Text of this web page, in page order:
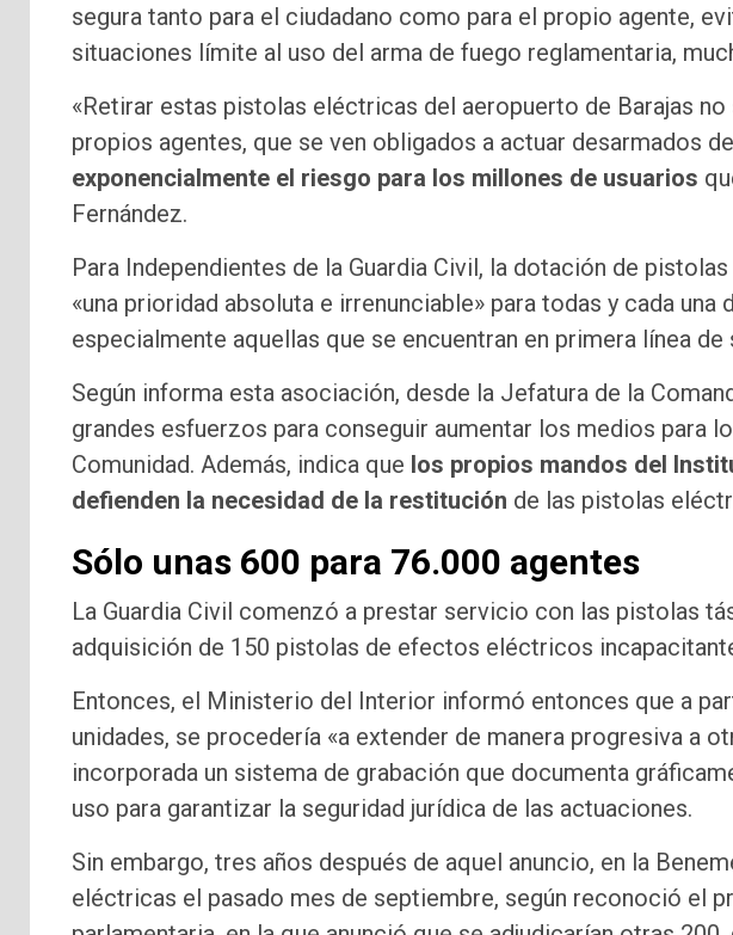
segura tanto para el ciudadano como para el propio agente,
situaciones límite al uso del arma de fuego reglamentaria,
«Retirar estas pistolas eléctricas del aeropuerto de Barajas
propios agentes, que se ven obligados a actuar desarmados
exponencialmente el riesgo para los millones de usuarios
Fernández.
​Para Independientes de la Guardia Civil, la dotación de
«una prioridad absoluta e irrenunciable» para todas y cada una
especialmente aquellas que se encuentran en primera línea
Según informa esta asociación, desde la Jefatura de la
grandes esfuerzos para conseguir aumentar los medios para
Comunidad. Además, indica que los propios mandos del
defienden la necesidad de la restitución de las pistolas
Sólo unas 600 para 76.000 agentes
La Guardia Civil comenzó a prestar servicio con las pistolas
adquisición de 150 pistolas de efectos eléctricos
Entonces, el Ministerio del Interior informó entonces que a
unidades, se procedería «a extender de manera progresiva a
incorporada un sistema de grabación que documenta
uso para garantizar la seguridad jurídica de las actuaciones.
Sin embargo, tres años después de aquel anuncio, en la
eléctricas el pasado mes de septiembre, según reconoció el